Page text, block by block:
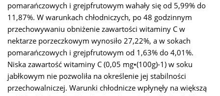
pomarańczowych i grejpfrutowym wahały się od 5,99% do
11,87%. W warunkach chłodniczych, po 48 godzinnym
przechowywaniu obniżenie zawartości witaminy C w
nektarze porzeczkowym wynosiło 27,22%, a w sokach
pomarańczowych i grejpfrutowym od 1,63% do 4,01%.
Niska zawartość witaminy C (0,05 mg•(100g)-1) w soku
jabłkowym nie pozwoliła na określenie jej stabilności
przechowalniczej. Warunki chłodnicze wpłynęły na większą